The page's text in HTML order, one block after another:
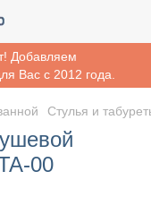
Добавляем
Вас с 2012 года.
Стулья и
00